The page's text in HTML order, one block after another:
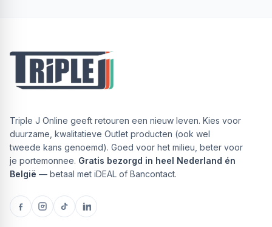
Triple J Online geeft retouren een nieuw leven. Kies voor
duurzame, kwalitatieve Outlet producten (ook wel
tweede kans genoemd). Goed voor het milieu, beter voor
je portemonnee. Gratis bezorgd in heel Nederland én
België — betaal met iDEAL of Bancontact.